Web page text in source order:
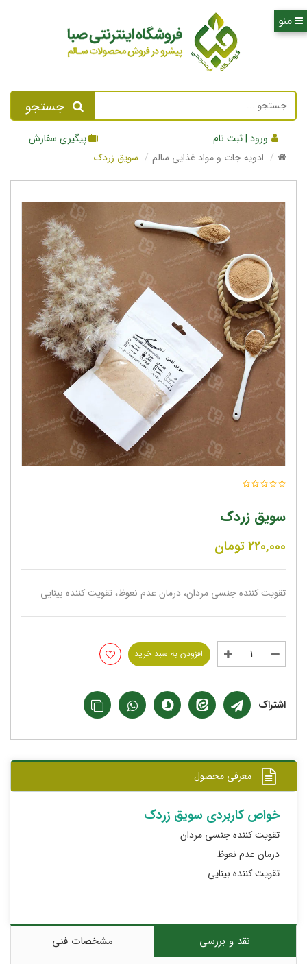
جستجو
ورود | ثبت نام
پیگیری سفارش
ادویه جات و مواد غذایی سالم
سویق زردک
سویق زردک
۲۲۰,۰۰۰تومان
تقویت کننده جنسی مردان، درمان عدم نعوظ، تقویت کننده بینایی
افزودن به سبد خرید
اشتراک
معرفی محصول
خواص کاربردی سویق زردک
تقویت کننده جنسی مردان
درمان عدم نعوظ
تقویت کننده بینایی
نقد و بررسی
مشخصات فنی